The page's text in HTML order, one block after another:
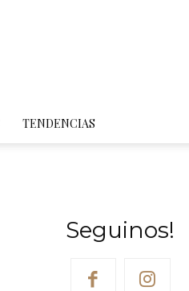
TENDENCIAS
Seguinos!